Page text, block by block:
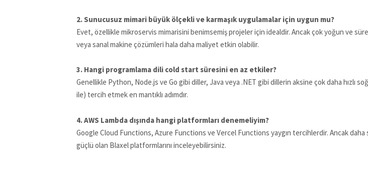
2. Sunucusuz mimari büyük ölçekli ve karmaşık uygulamalar için uygun mu?
Evet, özellikle mikroservis mimarisini benimsemiş projeler için idealdir. Ancak çok yoğun ve
veya sanal makine çözümleri hala daha maliyet etkin olabilir.
3. Hangi programlama dili cold start süresini en az etkiler?
Genellikle Python, Node.js ve Go gibi diller, Java veya .NET gibi dillerin aksine çok daha hızlı
ile) tercih etmek en mantıklı adımdır.
4. AWS Lambda dışında hangi platformları denemeliyim?
Google Cloud Functions, Azure Functions ve Vercel Functions yaygın tercihlerdir. Ancak
güçlü olan Blaxel platformlarını inceleyebilirsiniz.